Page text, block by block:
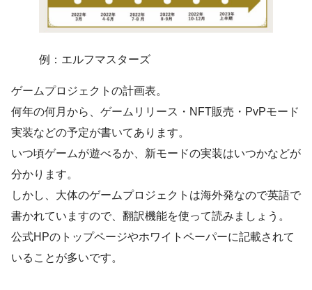
例：エルフマスターズ
ゲームプロジェクトの計画表。
何年の何月から、ゲームリリース・NFT販売・PvPモード
実装などの予定が書いてあります。
いつ頃ゲームが遊べるか、新モードの実装はいつかなどが
分かります。
しかし、大体のゲームプロジェクトは海外発なので英語で
書かれていますので、翻訳機能を使って読みましょう。
公式HPのトップページやホワイトペーパーに記載されて
いることが多いです。